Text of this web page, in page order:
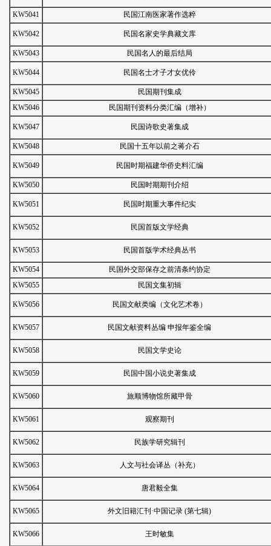
KW5041 民国江南医家著作选粹
KW5042 民国名家史学典藏文库
KW5043 民国名人的最后结局
KW5044 民国名士才子才女优伶
KW5045
民国期刊集成
KW5046
民国期刊资料分类汇编（增补）
KW5047 民国诗歌史著集成
KW5048 民国十五年以前之蒋介石
KW5049 民国时期福建华侨史料汇编
KW5050 民国时期期刊介绍
KW5051 民国时期重大事件纪实
KW5052 民国首版文学经典
KW5053 民国首版学术经典丛书
KW5054
民国外交部保存之前清条约协定
KW5055
民国文集初辑
KW5056 民国文献类编（文化艺术卷）
KW5057 民国文献资料丛编 申报年鉴全编
KW5058 民国文学史论
KW5059 民国中国小说史著集成
KW5060 旅顺博物馆所藏甲骨
KW5061 观察期刊
KW5062 民族学研究辑刊
KW5063 人文与社会译丛（补充）
KW5064 唐君毅全集
KW5065 外文旧籍汇刊·中国记录 (第七辑)
KW5066 王时敏集